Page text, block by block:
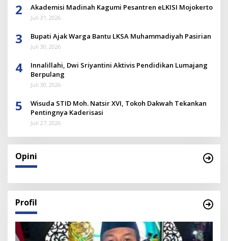
2 Akademisi Madinah Kagumi Pesantren eLKISI Mojokerto
Juli 31, 2026
3 Bupati Ajak Warga Bantu LKSA Muhammadiyah Pasirian
Juli 30, 2026
4
Innalillahi, Dwi Sriyantini Aktivis Pendidikan Lumajang
Berpulang
Juli 30, 2026
5
Wisuda STID Moh. Natsir XVI, Tokoh Dakwah Tekankan
Pentingnya Kaderisasi
Juli 27, 2026
Opini
Profil